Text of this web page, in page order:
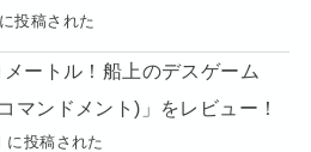
投稿された
ートル！船上のデスゲーム
マンドメント)」をレビュー！
に投稿された